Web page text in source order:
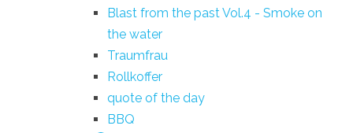
Blast from the past Vol.4 - Smoke on
the water
Traumfrau
Rollkoffer
quote of the day
BBQ